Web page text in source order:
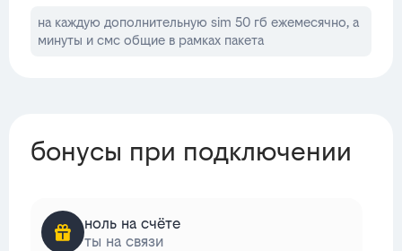
на каждую дополнительную sim 50 гб ежемесячно, а
минуты и смс общие в рамках пакета
бонусы при подключении
ноль на счёте
ты на связи